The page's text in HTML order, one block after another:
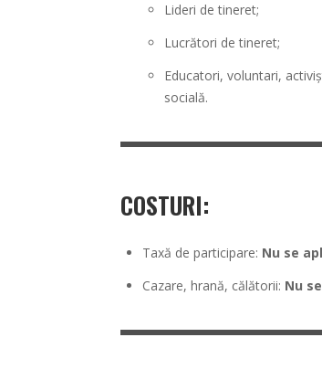
Lideri de tineret;
Lucrători de tineret;
Educatori, voluntari,
socială.
COSTURI:
Taxă de participare: Nu se
Cazare, hrană, călătorii: Nu